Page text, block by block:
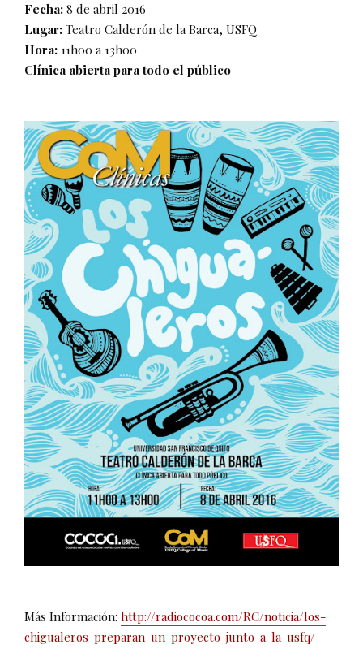
Fecha: 8 de abril 2016
Lugar: Teatro Calderón de la Barca, USFQ
Hora: 11h00 a 13h00
Clínica abierta para todo el público
Más Información: http://radiococoa.com/RC/noticia/los-
chigualeros-preparan-un-proyecto-junto-a-la-usfq/